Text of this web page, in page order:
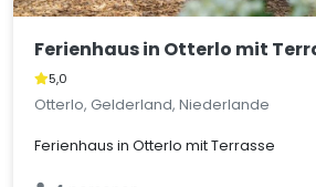
Ferienhaus in Otterlo mit
5,0
Otterlo, Gelderland, Niederlande
Ferienhaus in Otterlo mit Terrasse